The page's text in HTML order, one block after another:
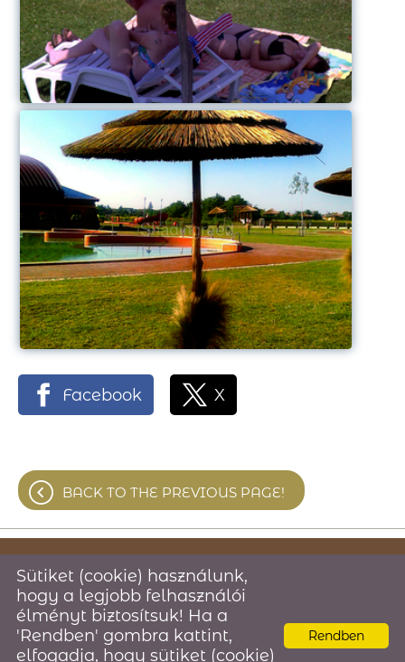
Facebook X
BACK TO THE PREVIOUS PAGE!
© 2026 -
Site informationlPrivacy policy
l
Rendben
Sütiket (cookie) használunk,
hogy a legjobb felhasználói
élményt biztosítsuk! Ha a
'Rendben' gombra kattint,
elfogadja, hogy sütiket (cookie)